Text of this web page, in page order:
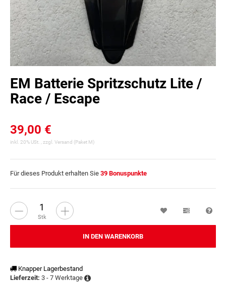
EM Batterie Spritzschutz Lite /
Race / Escape
39,00 €
inkl. 20% USt. , zzgl. Versand (Paket M)
Für dieses Produkt erhalten Sie 39 Bonuspunkte
Stk
IN DEN WARENKORB
Knapper Lagerbestand
Lieferzeit: 3 - 7 Werktage
Wunschzettel